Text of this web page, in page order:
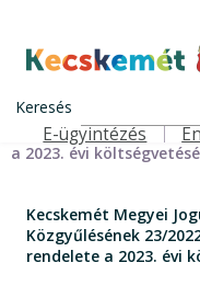
tartalomra
Kecskemét
Keresés
Felső navigáció
E-ügyintézés
Kecskemét Megyei
Közgyűlésének 23/
a 2023. évi
Kecskemét Megyei
Közgyűlésének 23/
rendelete a 2023. évi